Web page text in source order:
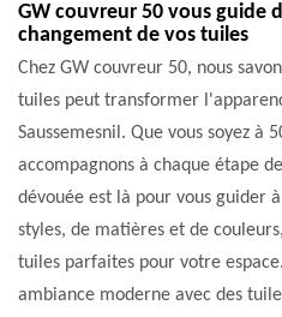
GW couvreur 50 vous guide
changement de vos tuiles
Chez GW couvreur 50, nous
tuiles peut transformer
Saussemesnil. Que vous soyez à
accompagnons à chaque étape
dévouée est là pour vous guider
styles, de matières et de
tuiles parfaites pour votre
ambiance moderne avec des